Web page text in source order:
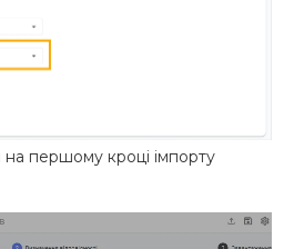
на першому кроці імпорту